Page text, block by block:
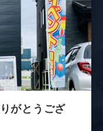
がとうござ